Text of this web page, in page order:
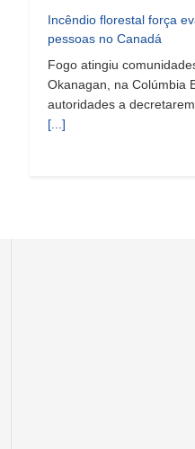
Incêndio florestal força
pessoas no Canadá
Fogo atingiu
Okanagan, na Colúmbia
autoridades a
[...]